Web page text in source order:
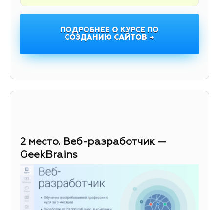
ПОДРОБНЕЕ О КУРСЕ ПО
СОЗДАНИЮ САЙТОВ →
2 место. Веб-разработчик —
GeekBrains